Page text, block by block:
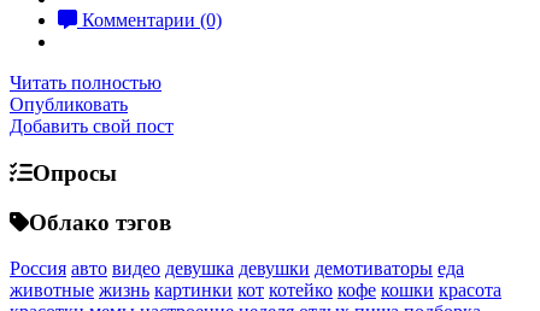
Комментарии (0)
Читать полностью
Опубликовать
Добавить свой пост
Опросы
Облако тэгов
Россия авто видео девушка девушки демотиваторы еда
животные жизнь картинки кот котейко кофе кошки красота